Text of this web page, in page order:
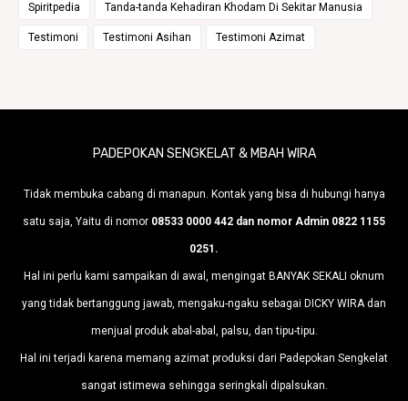
Spiritpedia Tanda-tanda Kehadiran Khodam Di Sekitar Manusia
Testimoni Testimoni Asihan Testimoni Azimat
PADEPOKAN SENGKELAT & MBAH WIRA
Tidak membuka cabang di manapun. Kontak yang bisa di hubungi hanya
satu saja, Yaitu di nomor 08533 0000 442 dan nomor Admin 0822 1155
0251.
Hal ini perlu kami sampaikan di awal, mengingat BANYAK SEKALI oknum
yang tidak bertanggung jawab, mengaku-ngaku sebagai DICKY WIRA dan
menjual produk abal-abal, palsu, dan tipu-tipu.
Hal ini terjadi karena memang azimat produksi dari Padepokan Sengkelat
sangat istimewa sehingga seringkali dipalsukan.